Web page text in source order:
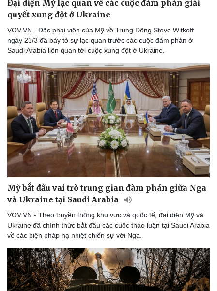
Đại diện Mỹ lạc quan về các cuộc đàm phán giải
quyết xung đột ở Ukraine
VOV.VN - Đặc phái viên của Mỹ về Trung Đông Steve Witkoff
ngày 23/3 đã bày tỏ sự lạc quan trước các cuộc đàm phán ở
Saudi Arabia liên quan tới cuộc xung đột ở Ukraine.
Mỹ bắt đầu vai trò trung gian đàm phán giữa Nga
và Ukraine tại Saudi Arabia
VOV.VN - Theo truyền thông khu vực và quốc tế, đại diện Mỹ và
Ukraine đã chính thức bắt đầu các cuộc thảo luận tại Saudi Arabia
về các biện pháp hạ nhiệt chiến sự với Nga.